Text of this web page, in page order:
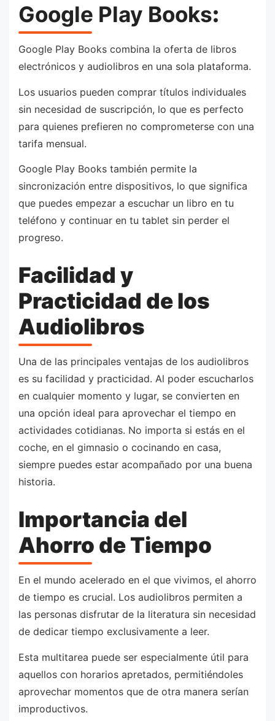
Google Play Books:
Google Play Books combina la oferta de libros
electrónicos y audiolibros en una sola plataforma.
Los usuarios pueden comprar títulos individuales
sin necesidad de suscripción, lo que es perfecto
para quienes prefieren no comprometerse con una
tarifa mensual.
Google Play Books también permite la
sincronización entre dispositivos, lo que significa
que puedes empezar a escuchar un libro en tu
teléfono y continuar en tu tablet sin perder el
progreso.
Facilidad y
Practicidad de los
Audiolibros
Una de las principales ventajas de los audiolibros
es su facilidad y practicidad. Al poder escucharlos
en cualquier momento y lugar, se convierten en
una opción ideal para aprovechar el tiempo en
actividades cotidianas. No importa si estás en el
coche, en el gimnasio o cocinando en casa,
siempre puedes estar acompañado por una buena
historia.
Importancia del
Ahorro de Tiempo
En el mundo acelerado en el que vivimos, el ahorro
de tiempo es crucial. Los audiolibros permiten a
las personas disfrutar de la literatura sin necesidad
de dedicar tiempo exclusivamente a leer.
Esta multitarea puede ser especialmente útil para
aquellos con horarios apretados, permitiéndoles
aprovechar momentos que de otra manera serían
improductivos.